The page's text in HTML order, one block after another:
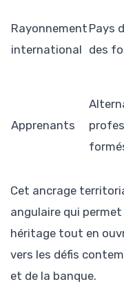
Rayonnement
international
Pays
des
Apprenants
Cet ancrage
angulaire qui permet
héritage tout en
vers les défis
et de la banque.